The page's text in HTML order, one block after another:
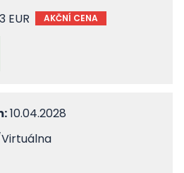
EUR AKČNÍ CENA
10.04.2028